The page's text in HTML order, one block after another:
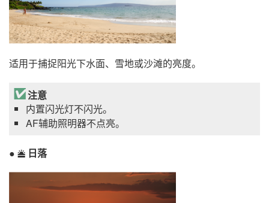
适用于捕捉阳光下水面、雪地或沙滩的亮度。
注意
内置闪光灯不闪光。
AF辅助照明器不点亮。
d 日落